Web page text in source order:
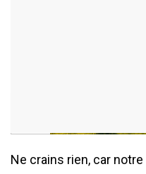
Ne crains rien, car